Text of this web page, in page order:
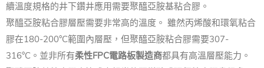
續溫度規格的井下鑽井應用需要聚醯亞胺基粘合膠。
聚醯亞胺粘合膠層壓需要非常高的溫度。 雖然丙烯酸和環氧粘合
膠在180-200°C範圍內層壓，但聚醯亞胺粘合膠需要307-
316°C。並非所有柔性FPC電路板製造商都具有高溫層壓能力。